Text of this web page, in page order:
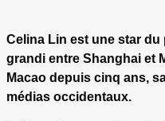
Celina Lin est une star
grandi entre Shanghai et
Macao depuis cinq ans,
médias occidentaux.